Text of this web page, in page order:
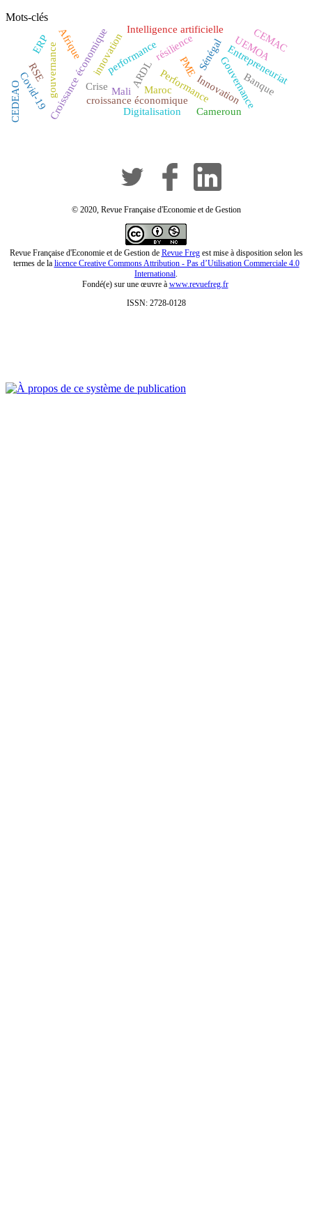
Mots-clés
Maroc
performance PME
croissance économique
Performance
Mali Innovation
innovation
Gouvernance
Croissance économique
gouvernance
Intelligence artificielle
Entrepreneuriat
Sénégal
ARDL
UEMOA
RSE
Covid-19 Cameroun
Crise Banque
Afrique
Digitalisation
résilience CEMAC
ERP
CEDEAO
© 2020, Revue Française d'Economie et de Gestion
Revue Française d'Economie et de Gestion de Revue Fregest mise à disposition selon les
termes de la licence Creative Commons Attribution - Pas d’Utilisation Commerciale 4.0
International
Fondé(e) sur une œuvre à www.revuefreg.fr
ISSN: 2728-0128